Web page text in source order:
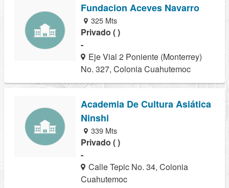
Fundacion Aceves Navarro
325 Mts
Privado ( )
-
Eje Vial 2 Poniente (Monterrey)
No. 327, Colonia Cuahutemoc
Academia De Cultura Asiática
Ninshi
339 Mts
Privado ( )
-
Calle Tepic No. 34, Colonia
Cuahutemoc